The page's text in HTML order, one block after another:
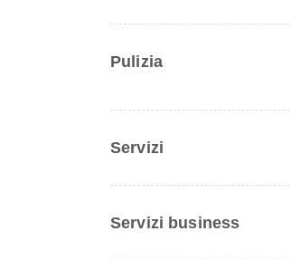
Pulizia
Servizi
Servizi business